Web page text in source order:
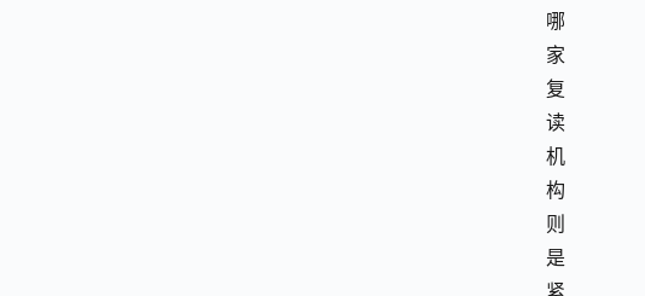
哪
家
复
读
机
构
则
是
紧